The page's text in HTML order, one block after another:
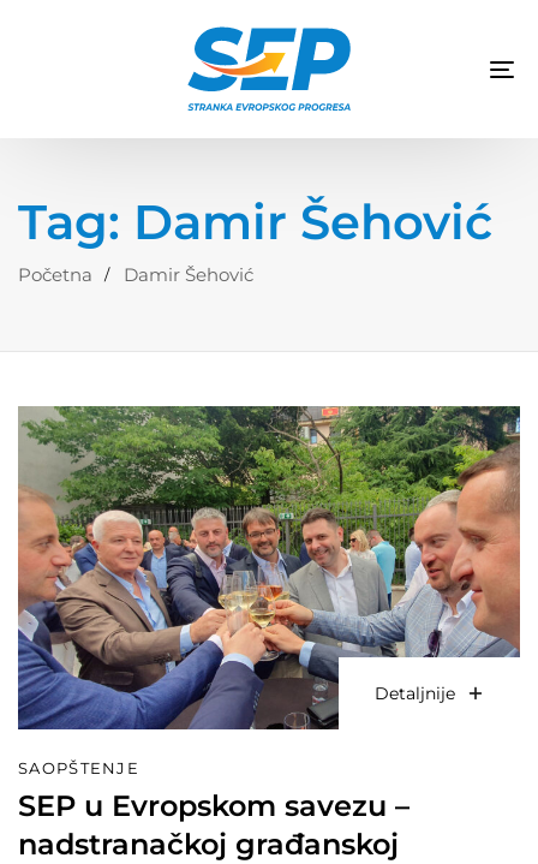
Tag: Damir Šehović
Početna Damir Šehović
Detaljnije
SAOPŠTENJE
SEP u Evropskom savezu –
nadstranačkoj građanskoj